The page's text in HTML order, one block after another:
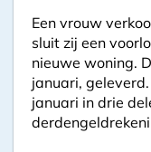
Een vrouw
sluit zij een
nieuwe woning.
januari,
januari in drie